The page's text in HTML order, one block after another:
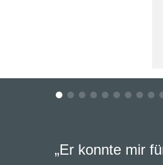
„Er konnte mir